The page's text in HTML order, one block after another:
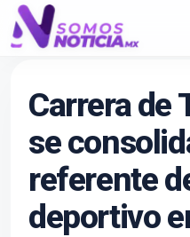
Carrera de
se
referente
deportivo